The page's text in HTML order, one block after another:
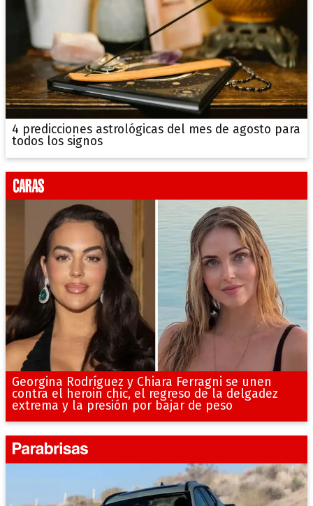
4 predicciones astrológicas del mes de agosto para
todos los signos
Georgina Rodríguez y Chiara Ferragni se unen
contra el heroin chic, el regreso de la delgadez
extrema y la presión por bajar de peso